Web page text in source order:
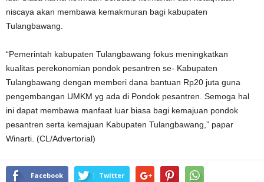
niscaya akan membawa kemakmuran bagi kabupaten
Tulangbawang.
“Pemerintah kabupaten Tulangbawang fokus meningkatkan
kualitas perekonomian pondok pesantren se- Kabupaten
Tulangbawang dengan memberi dana bantuan Rp20 juta guna
pengembangan UMKM yg ada di Pondok pesantren. Semoga hal
ini dapat membawa manfaat luar biasa bagi kemajuan pondok
pesantren serta kemajuan Kabupaten Tulangbawang,” papar
Winarti. (CL/Advertorial)
Facebook Twitter